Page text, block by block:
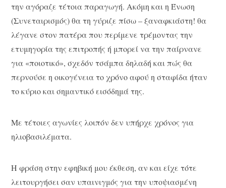
την αγόραζε τέτοια παραγωγή. Ακόμη και η Ένωση
(Συνεταιρισμός) θα τη γύριζε πίσω – ξαναφκιάστη! θα
λέγανε στον πατέρα που περίμενε τρέμοντας την
ετυμηγορία της επιτροπής ή μπορεί να την παίρνανε
για «ποιοτικό», σχεδόν τσάμπα δηλαδή και πώς θα
περνούσε η οικογένεια το χρόνο αφού η σταφίδα ήταν
το κύριο και σημαντικό εισόδημά της.
Με τέτοιες αγωνίες λοιπόν δεν υπήρχε χρόνος για
ηλιοβασιλέματα.
Η φράση στην εφηβική μου έκθεση, αν και είχε τότε
λειτουργήσει σαν υπαινιγμός για την υποψιασμένη